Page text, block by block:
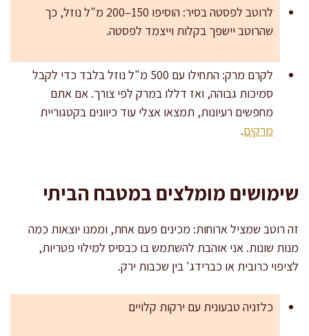
לרוטב לפסטה בסיר: הוסיפו 150–200 מ"ל נוזל, כך
שהרוטב יישפך בקלות וייצמד לפסטה.
לקרם מרק: התחילו עם 500 מ"ל נוזל בלבד כדי לקבל
סמיכות גבוהה, ואז דללו במרק לפי צורך. אם אתם
מחפשים רעיונות, תמצאו אצלי עוד כיוונים בקטגוריית
מרקים.
שימושים מומלצים במטבח הביתי
זה רוטב שמציל ארוחות: מכינים פעם אחת, וממנו יוצאות כמה
מנות שונות. אני אוהבת להשתמש בו כבסיס למילוי פטריות,
לציפוי כרובית או כברידג' בין שכבות ירק.
כלזניה טבעונית עם ירקות קלויים